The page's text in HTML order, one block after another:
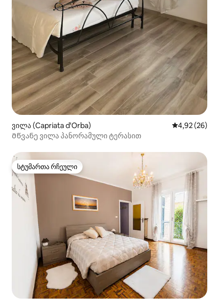
ვილა (Capriata d'Orba) საშუალო
4,92 (26)
Მწვანე ვილა პანორამული ტერასით
სტუმართა რჩეული
სტუმართა რჩეული